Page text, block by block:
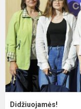
Didžiuojamės!